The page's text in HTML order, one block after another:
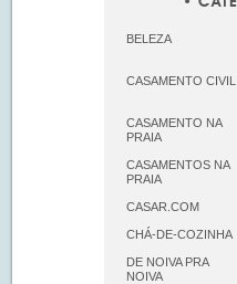
BELEZA
CASAMENTO CIVIL
CASAMENTO NA
PRAIA
CASAMENTOS NA
PRAIA
CASAR.COM
CHÁ-DE-COZINHA
DE NOIVA PRA
NOIVA